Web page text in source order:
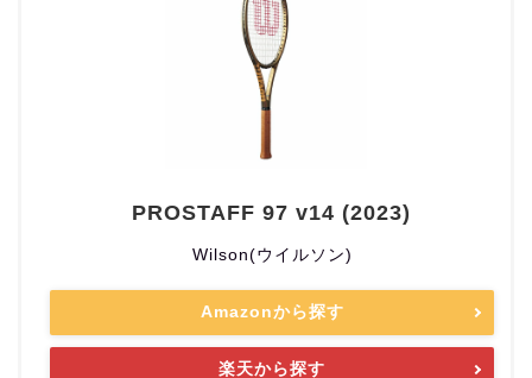
PROSTAFF 97 v14 (2023)
Wilson(ウイルソン)
Amazonから探す
楽天から探す